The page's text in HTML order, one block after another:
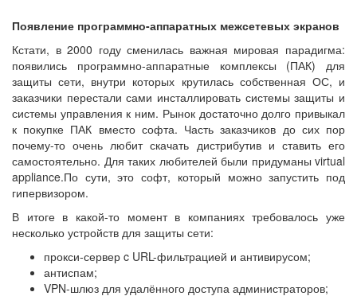
Появление программно-аппаратных межсетевых экранов
Кстати, в 2000 году сменилась важная мировая парадигма:
появились программно-аппаратные комплексы (ПАК) для
защиты сети, внутри которых крутилась собственная ОС, и
заказчики перестали сами инсталлировать системы защиты и
системы управления к ним. Рынок достаточно долго привыкал
к покупке ПАК вместо софта. Часть заказчиков до сих пор
почему-то очень любит скачать дистрибутив и ставить его
самостоятельно. Для таких любителей были придуманы virtual
appliance.По сути, это софт, который можно запустить под
гипервизором.
В итоге в какой-то момент в компаниях требовалось уже
несколько устройств для защиты сети:
прокси-сервер c URL-фильтрацией и антивирусом;
антиспам;
VPN-шлюз для удалённого доступа администраторов;